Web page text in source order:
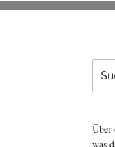
Suche
nach:
Über
was